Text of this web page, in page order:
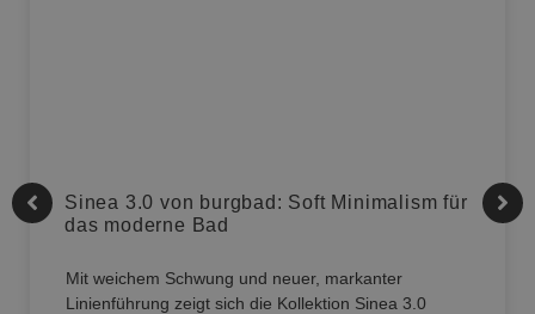
Sinea 3.0 von burgbad: Soft Minimalism für
das moderne Bad
Mit weichem Schwung und neuer, markanter
Linienführung zeigt sich die Kollektion Sinea 3.0